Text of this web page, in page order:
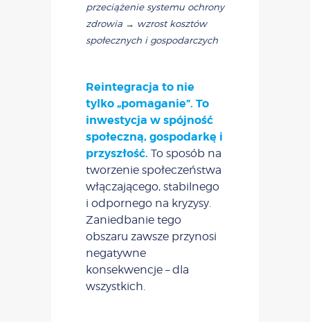
przeciążenie systemu ochrony
zdrowia → wzrost kosztów
społecznych i gospodarczych
Reintegracja to nie
tylko „pomaganie”. To
inwestycja w spójność
społeczną, gospodarkę i
przyszłość. To sposób na
tworzenie społeczeństwa
włączającego, stabilnego
i odpornego na kryzysy.
Zaniedbanie tego
obszaru zawsze przynosi
negatywne
konsekwencje – dla
wszystkich.